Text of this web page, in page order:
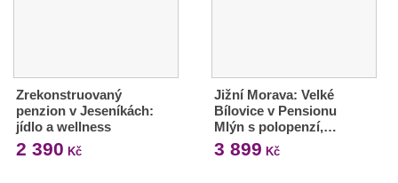
Zrekonstruovaný
penzion v Jeseníkách:
jídlo a wellness
2 390 Kč
Jižní Morava: Velké
Bílovice v Pensionu
Mlýn s polopenzí,…
3 899 Kč